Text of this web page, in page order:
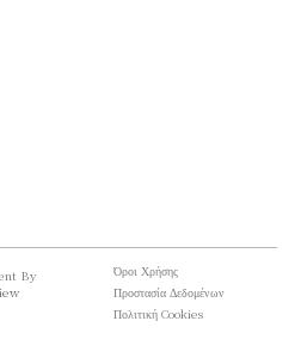
By
Όροι Χρήσης
Προστασία Δεδομένων
Πολιτική Cookies